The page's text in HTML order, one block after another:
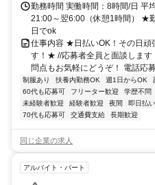
勤務時間 実働時間：8時間/日 平
21:00～翌6:00（休憩1時間） ★
日でok
仕事内容 ★日払いOK！その日頑
す！★ //応募者全員と面談します
問点もお気軽にどうぞ！ 電話応
制服あり 扶養内勤務OK 週1日からOK
60代も応募可
フリーター歓迎 学歴不問
未経験者歓迎
経験者歓迎 夜間 即日払
70代も応募可
交通費支給 長期歓迎
同じ企業の求人
アルバイト・パート